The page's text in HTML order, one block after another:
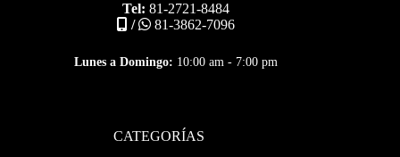
Tel: 81-2721-8484
/
81-3862-7096
Lunes a Domingo: 10:00 am - 7:00 pm
CATEGORÍAS